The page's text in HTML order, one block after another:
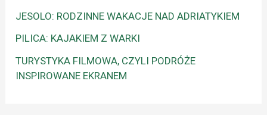
JESOLO: RODZINNE WAKACJE NAD ADRIATYKIEM
PILICA: KAJAKIEM Z WARKI
TURYSTYKA FILMOWA, CZYLI PODRÓŻE
INSPIROWANE EKRANEM